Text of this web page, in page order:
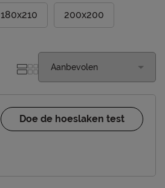
180x210 200x200
Doe de hoeslaken test